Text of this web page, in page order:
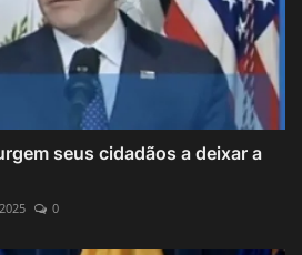
seus cidadãos a deixar a
0